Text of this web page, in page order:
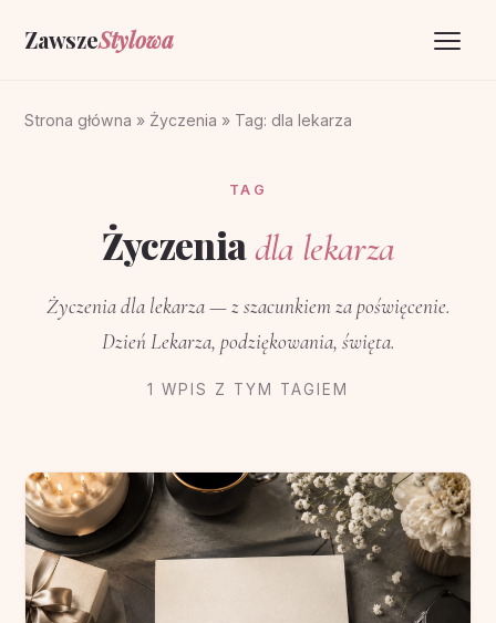
ZawszeStylowa
Strona główna » Życzenia » Tag: dla lekarza
TAG
Życzeniadla lekarza
Życzenia dla lekarza — z szacunkiem za poświęcenie.
Dzień Lekarza, podziękowania, święta.
1 WPIS Z TYM TAGIEM